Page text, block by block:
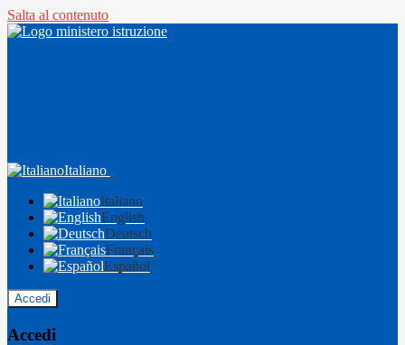
Salta al contenuto
Italiano
Italiano
English
Deutsch
Français
Español
Accedi
Accedi